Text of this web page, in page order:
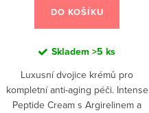
DO KOŠÍKU
Skladem >5 ks
Luxusní dvojice krémů pro
kompletní anti-aging péči. Intense
Peptide Cream s Argirelinem a